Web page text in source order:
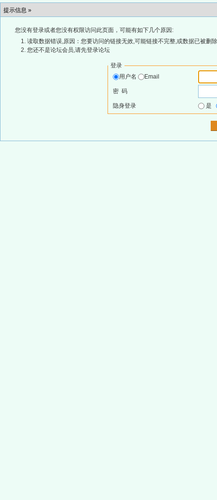
提示信息 »
您没有登录或者您没有权限访问此页面，可能有如下几个原因:
读取数据错误,原因：您要访问的链接无效,可能链接不完整,或数据已被删
您还不是论坛会员,请先登录论坛
登录
用户名
Email
密 码
隐身登录 是